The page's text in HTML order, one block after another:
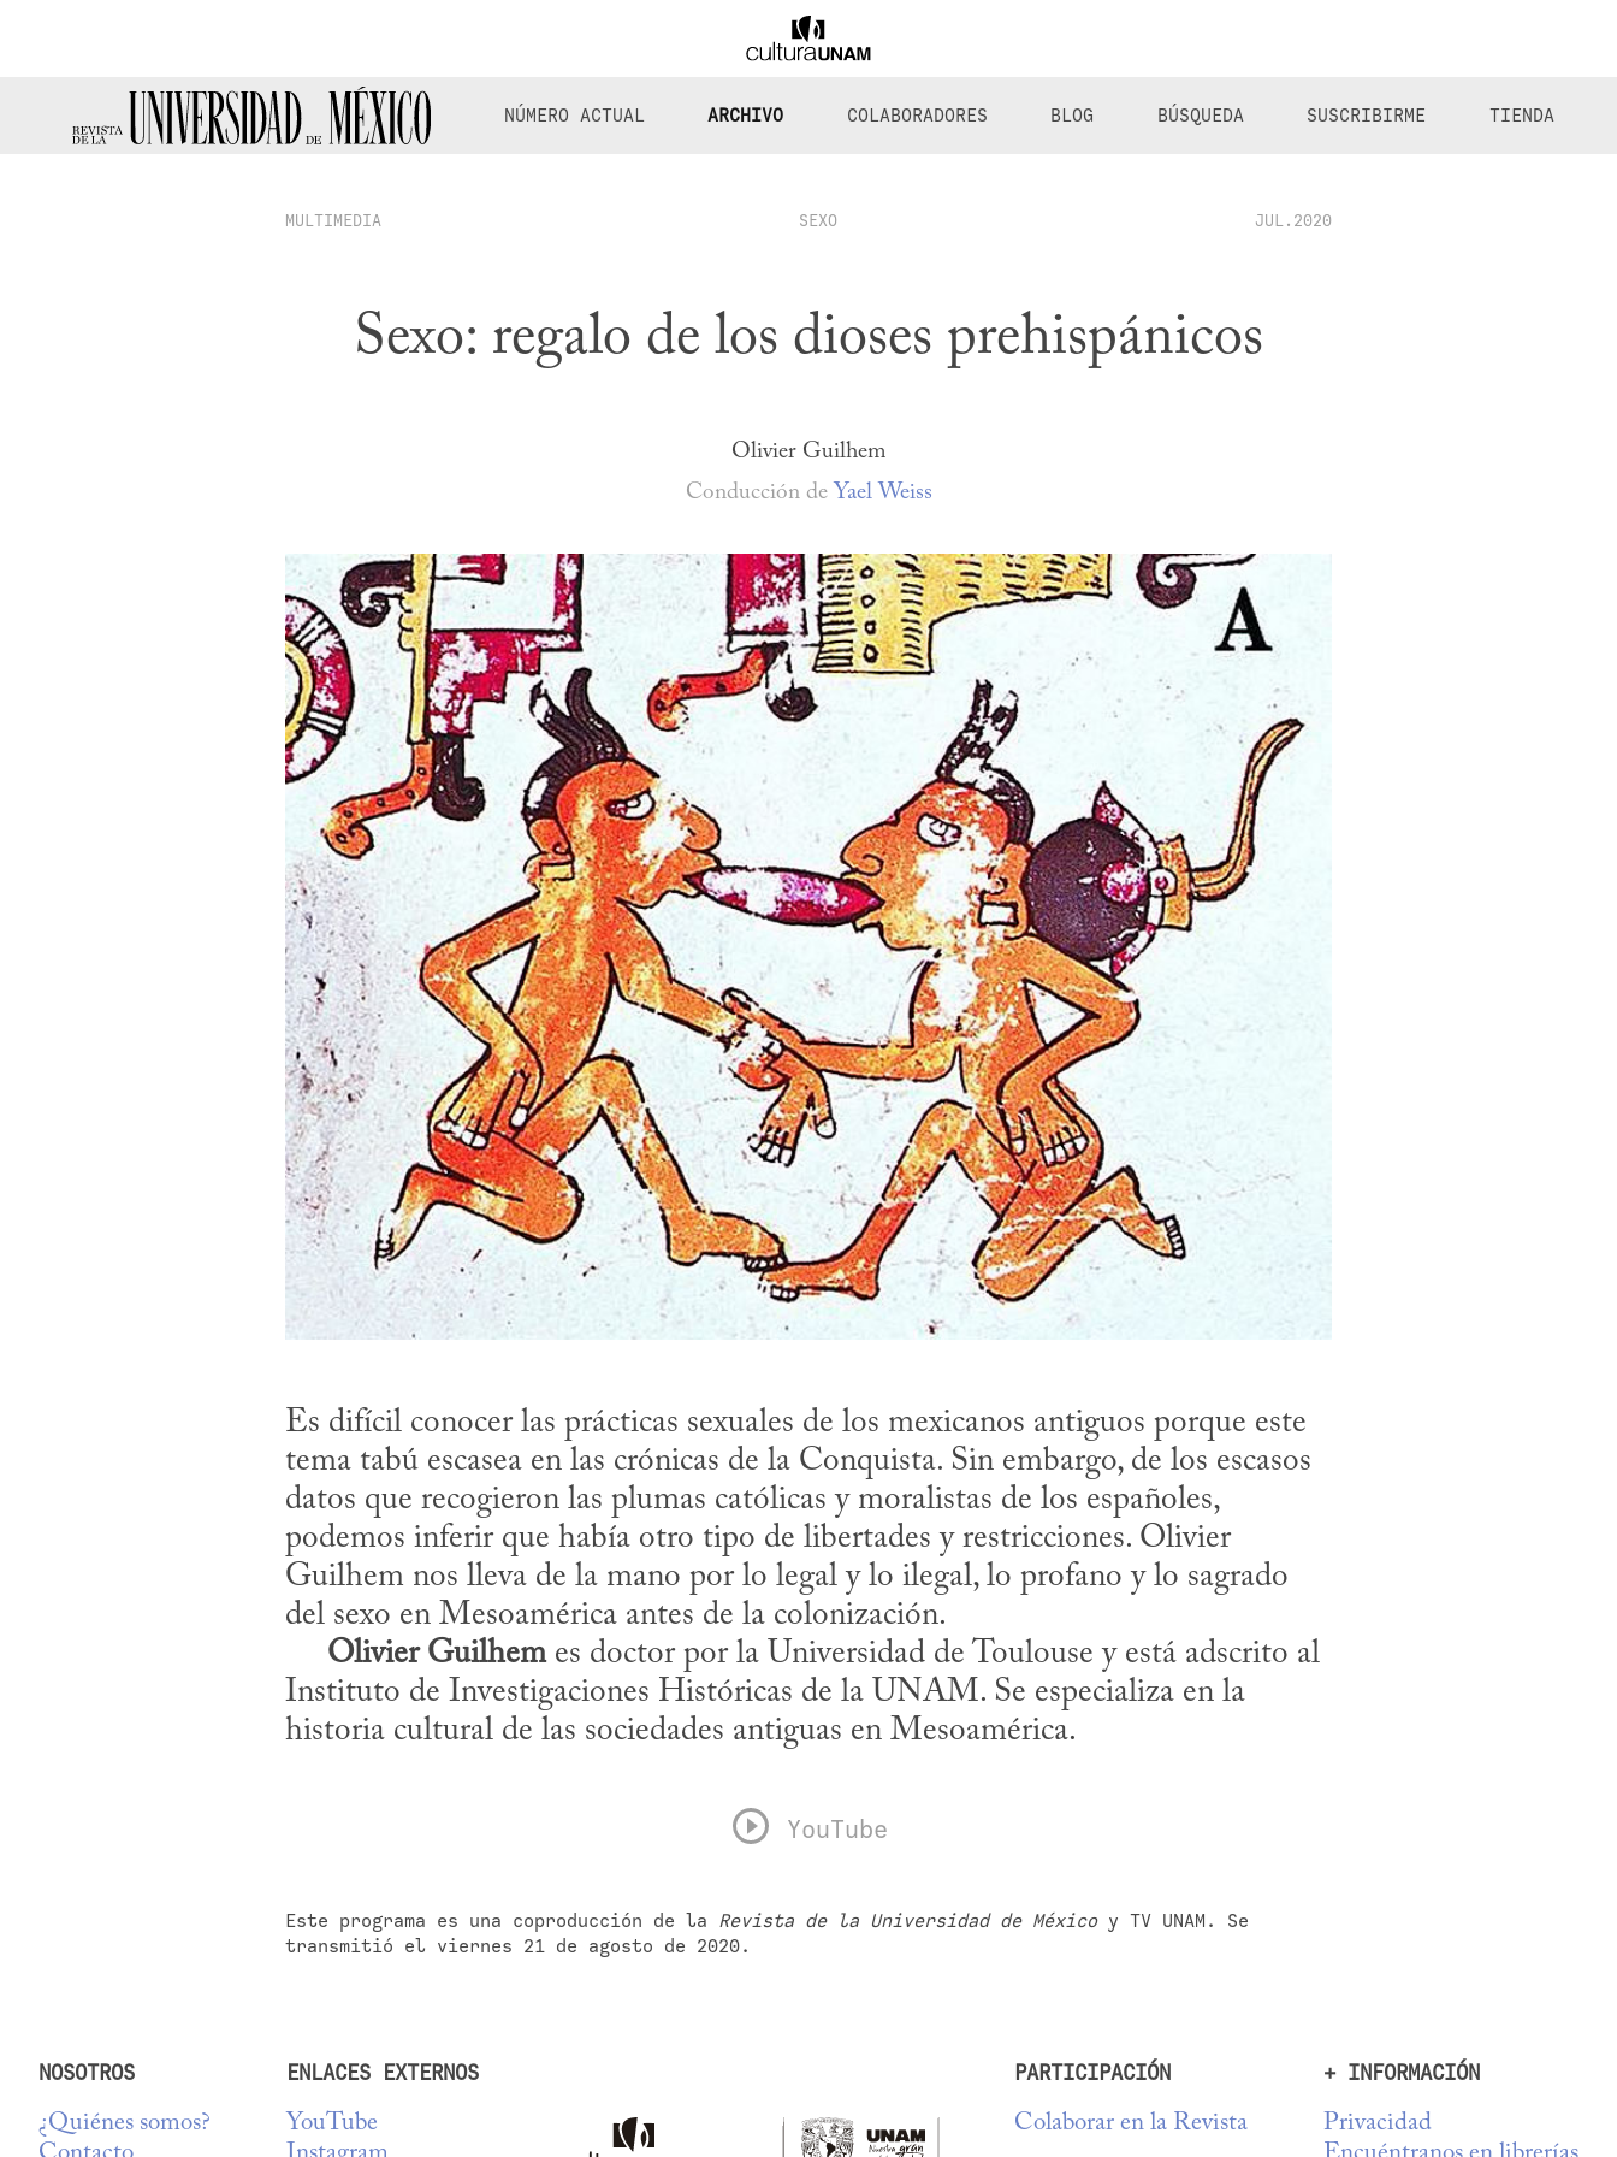
NÚMERO ACTUAL ARCHIVO COLABORADORES BLOG BÚSQUEDA SUSCRIBIRME TIENDA
MULTIMEDIA SEXO JUL.2020
Sexo: regalo de los dioses prehispánicos
Olivier Guilhem
Conducción de Yael Weiss
Es difícil conocer las prácticas sexuales de los mexicanos antiguos porque este
tema tabú escasea en las crónicas de la Conquista. Sin embargo, de los escasos
datos que recogieron las plumas católicas y moralistas de los españoles,
podemos inferir que había otro tipo de libertades y restricciones. Olivier
Guilhem nos lleva de la mano por lo legal y lo ilegal, lo profano y lo sagrado
del sexo en Mesoamérica antes de la colonización.
Olivier Guilhem es doctor por la Universidad de Toulouse y está adscrito al
Instituto de Investigaciones Históricas de la UNAM. Se especializa en la
historia cultural de las sociedades antiguas en Mesoamérica.
YouTube
Este programa es una coproducción de la Revista de la Universidad de México y TV UNAM. Se
transmitió el viernes 21 de agosto de 2020.
NOSOTROS
¿Quiénes somos?
ENLACES EXTERNOS
YouTube
PARTICIPACIÓN
Colaborar en la Revista
+ INFORMACIÓN
Privacidad